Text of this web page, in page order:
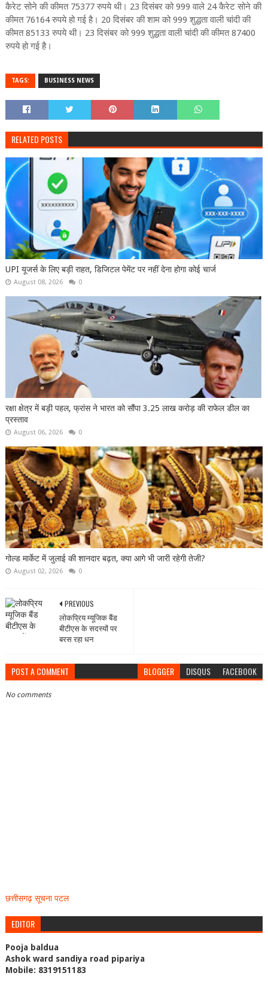
कैरेट सोने की कीमत 75377 रुपये थी। 23 दिसंबर को 999 वाले 24 कैरेट सोने की
कीमत 76164 रुपये हो गई है। 20 दिसंबर की शाम को 999 शुद्धता वाली चांदी की
कीमत 85133 रुपये थी। 23 दिसंबर को 999 शुद्धता वाली चांदी की कीमत 87400
रुपये हो गई है।
TAGS: BUSINESS NEWS
RELATED POSTS
UPI यूजर्स के लिए बड़ी राहत, डिजिटल पेमेंट पर नहीं देना होगा कोई चार्ज
August 08, 2026 0
रक्षा क्षेत्र में बड़ी पहल, फ्रांस ने भारत को सौंपा 3.25 लाख करोड़ की राफेल डील का
प्रस्ताव
August 06, 2026 0
गोल्ड मार्केट में जुलाई की शानदार बढ़त, क्या आगे भी जारी रहेगी तेजी?
August 02, 2026 0
PREVIOUS
लोकप्रिय म्यूजिक बैंड
बीटीएस के सदस्यों पर
बरस रहा धन
POST A COMMENT BLOGGER DISQUS FACEBOOK
No comments
छत्तीसगढ़ सूचना पटल
EDITOR
Pooja baldua
Ashok ward sandiya road pipariya
Mobile: 8319151183